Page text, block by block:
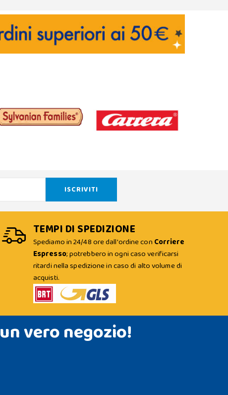
TEMPI DI SPEDIZIONE
Spediamo in 24/48 ore dall'ordine con Corriere
Espresso; potrebbero in ogni caso verificarsi
ritardi nella spedizione in caso di alto volume di
acquisti.
un vero negozio!